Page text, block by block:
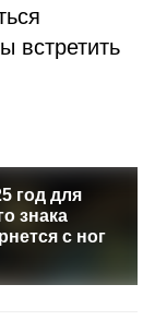
встретить
год для
знака
с ног